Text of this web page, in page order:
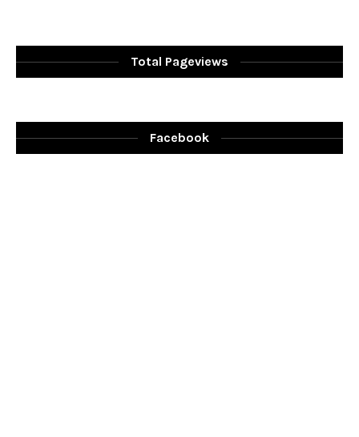
Total Pageviews
Facebook